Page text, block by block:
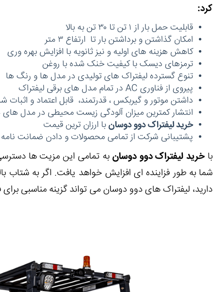
کرد:
قابلیت حمل بار از ۱ تن تا ۳۰ تن به بالا
امکان گذاشتن و برداشتن بار تا ارتفاع ۳ متر
کاهش هزینه های اولیه و نیز ثانویه با افزایش بهره وری
ترمزهای دیسک با کیفیت خنک شده با روغن
تنوع گسترده لیفتراک های تولیدی در مدل ها و رنگ ها
پیروی از فناوری AC در تمام مدل های برقی لیفتراک
داشتن موتور و گیربکس ، قدرتمند، قابل اعتماد و اثبات
انتشار کمترین میزان آلودگی زیست محیطی در مدل
خرید لیفتراک دوو دوسانبا ارزان ترین قیمت
پشتیبانی شرکت از تمامی محصولات و دادن ضمانت نامه
با خرید لیفتراک دوو دوسانبه تمامی این مزیت ها
شما به طور فزاینده ای افزایش خواهد یافت. اگر به شتاب
دارید، لیفتراک های دوو دوسان می تواند گزینه مناسبی